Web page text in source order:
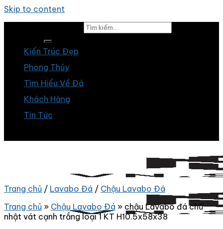
Skip to content
Kiến Trúc Đẹp
Phong Thủy
Tìm Hiểu Về Đá
Khách Hàng
Tin Tức
Trang chủ / Lavabo Đá / Chậu Lavabo Đá
Trang chủ » Chậu Lavabo Đá » chậu Lavabo đá chữ
nhật vát cạnh trắng loại 1 KT H10.5x58x38